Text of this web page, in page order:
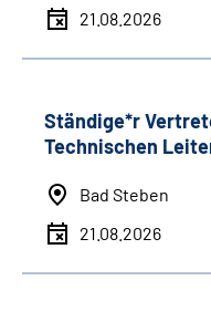
21.08.2026
Ständige*r
Technischen
Bad Steben
21.08.2026